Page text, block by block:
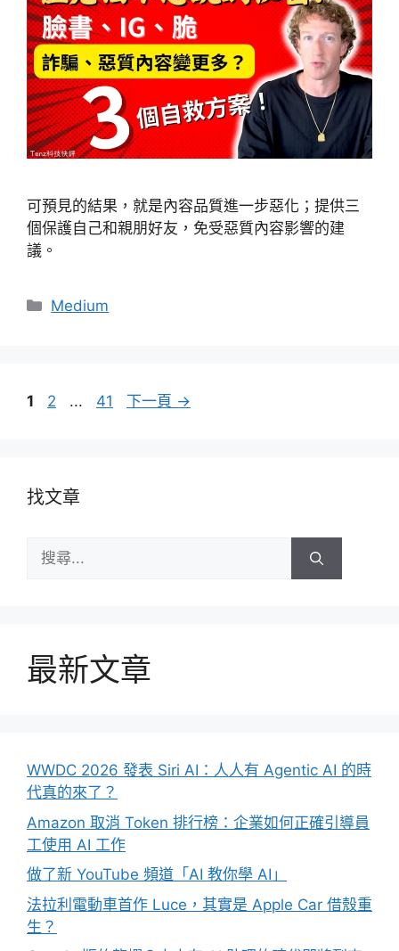
可預見的結果，就是內容品質進一步惡化；提供三
個保護自己和親朋好友，免受惡質內容影響的建
議。
分
Medium
頁
1
頁
2 ...
頁
41 下一頁 →
找文章
尋:
最新文章
WWDC 2026 發表 Siri AI：人人有 Agentic AI 的時
代真的來了？
Amazon 取消 Token 排行榜：企業如何正確引導員
工使用 AI 工作
做了新 YouTube 頻道「AI 教你學 AI」
法拉利電動車首作 Luce，其實是 Apple Car 借殼重
生？